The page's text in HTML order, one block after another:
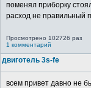
поменял приборку
расход не правильный
Просмотрено 102726 раз
1 комментарий
двиготель 3s-fe
всем привет давно не